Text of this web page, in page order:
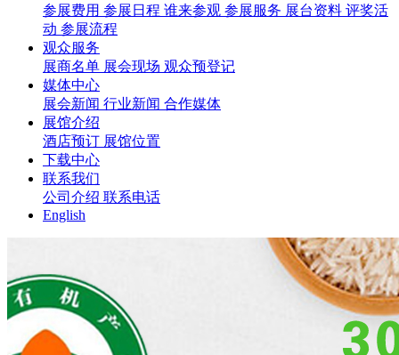
参展费用 参展日程 谁来参观 参展服务 展台资料 评奖活
动 参展流程
观众服务
展商名单 展会现场 观众预登记
媒体中心
展会新闻 行业新闻 合作媒体
展馆介绍
酒店预订 展馆位置
下载中心
联系我们
公司介绍 联系电话
English